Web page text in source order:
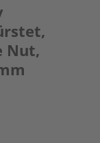
Nut,